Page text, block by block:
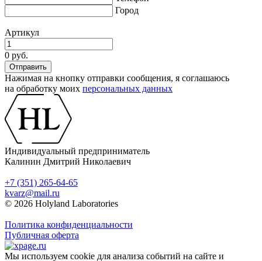
Город
Артикул
0 руб.
Нажимая на кнопку отправки сообщения, я соглашаюсь
на обработку моих персональных данных
Индивидуальный предприниматель
Калинин Дмитрий Николаевич
+7 (351) 265-64-65
kvarz@mail.ru
© 2026 Holyland Laboratories
Политика конфиденциальности
Публичная оферта
Мы используем cookie для анализа событий на сайте и